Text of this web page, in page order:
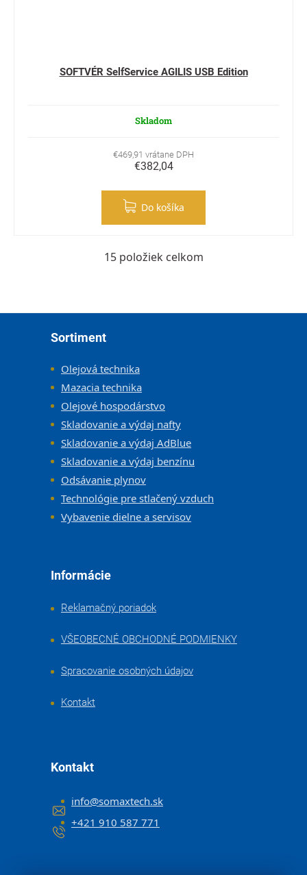
SOFTVÉR SelfService AGILIS USB Edition
Skladom
€469,91 vrátane DPH
€382,04
Do košíka
Ovládacie prvky výpisu
15položiek celkom
Sortiment
Olejová technika
Mazacia technika
Olejové hospodárstvo
Skladovanie a výdaj nafty
Skladovanie a výdaj AdBlue
Skladovanie a výdaj benzínu
Odsávanie plynov
Technológie pre stlačený vzduch
Vybavenie dielne a servisov
Informácie
Reklamačný poriadok
VŠEOBECNÉ OBCHODNÉ PODMIENKY
Spracovanie osobných údajov
Kontakt
Kontakt
info@somaxtech.sk
+421 910 587 771